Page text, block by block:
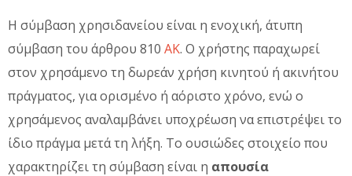
Η σύμβαση χρησιδανείου είναι η ενοχική, άτυπη
σύμβαση του άρθρου 810 ΑΚ. Ο χρήστης παραχωρεί
στον χρησάμενο τη δωρεάν χρήση κινητού ή ακινήτου
πράγματος, για ορισμένο ή αόριστο χρόνο, ενώ ο
χρησάμενος αναλαμβάνει υποχρέωση να επιστρέψει το
ίδιο πράγμα μετά τη λήξη. Το ουσιώδες στοιχείο που
χαρακτηρίζει τη σύμβαση είναι η απουσία